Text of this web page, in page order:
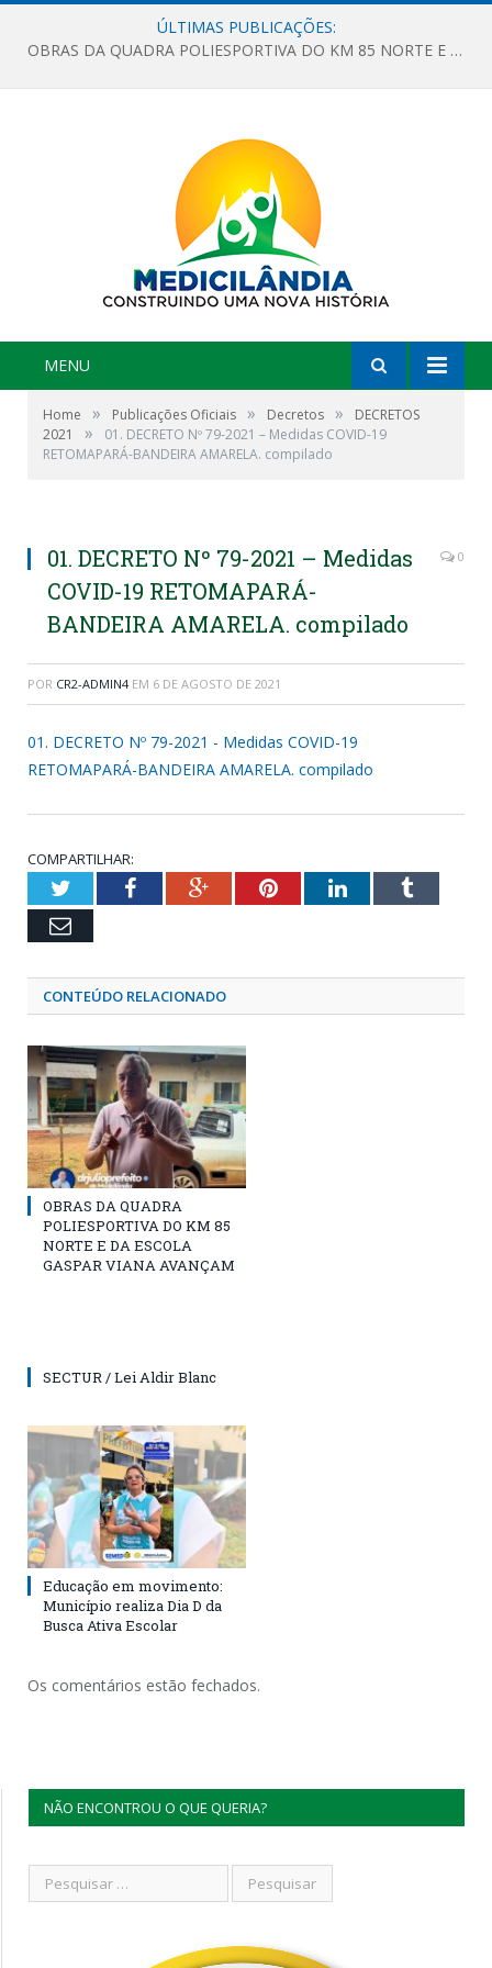
ÚLTIMAS PUBLICAÇÕES:
OBRAS DA QUADRA POLIESPORTIVA DO KM 85 NORTE E DA ESCOLA GASPAR VIANA AVANÇAM
MENU
Home » Publicações Oficiais » Decretos »
DECRETOS
2021
»
01. DECRETO Nº 79-2021 – Medidas COVID-19
RETOMAPARÁ-BANDEIRA AMARELA. compilado
01. DECRETO Nº 79-2021 – Medidas
COVID-19 RETOMAPARÁ-
BANDEIRA AMARELA. compilado
0
POR CR2-ADMIN4 EM 6 DE AGOSTO DE 2021
01. DECRETO Nº 79-2021 - Medidas COVID-19
RETOMAPARÁ-BANDEIRA AMARELA. compilado
COMPARTILHAR:
TwitterFacebookGoogle+PinterestLinkedInTumblr
Email
CONTEÚDO RELACIONADO
OBRAS DA QUADRA
POLIESPORTIVA DO KM 85
NORTE E DA ESCOLA
GASPAR VIANA AVANÇAM
SECTUR / Lei Aldir Blanc
Educação em movimento:
Município realiza Dia D da
Busca Ativa Escolar
Os comentários estão fechados.
NÃO ENCONTROU O QUE QUERIA?